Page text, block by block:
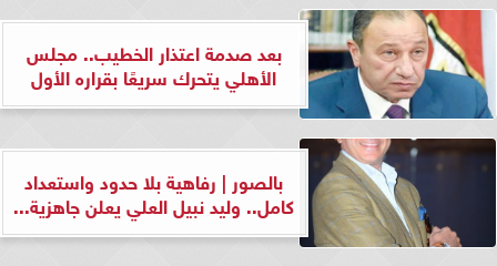
بعد صدمة اعتذار الخطيب.. مجلس
الأهلي يتحرك سريعًا بقراره الأول
بالصور | رفاهية بلا حدود واستعداد
كامل.. وليد نبيل العلي يعلن جاهزية...